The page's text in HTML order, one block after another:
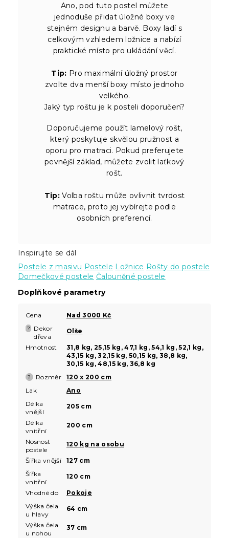
Ano, pod tuto postel můžete
jednoduše přidat úložné boxy ve
stejném designu a barvě. Boxy ladí s
celkovým vzhledem ložnice a nabízí
praktické místo pro ukládání věcí.
Tip: Pro maximální úložný prostor
zvolte dva menší boxy místo jednoho
velkého.
Jaký typ roštu je k posteli doporučen?
Doporučujeme použít lamelový rošt,
který poskytuje skvělou pružnost a
oporu pro matraci. Pokud preferujete
pevnější základ, můžete zvolit laťkový
rošt.
Tip: Volba roštu může ovlivnit tvrdost
matrace, proto jej vybírejte podle
osobních preferencí.
Inspirujte se dál
Postele z masivu Postele Ložnice Rošty do postele
Domečkové postele Čalouněné postele
Doplňkové parametry
Cena Nad 3000 Kč
?
Dekor
dřeva
Olše
Hmotnost
31,8 kg, 25,15 kg, 47,1 kg, 54,1 kg, 52,1 kg,
43,15 kg, 32,15 kg, 50,15 kg, 38,8 kg,
30,15 kg, 48,15 kg, 36,8 kg
? Rozměr
120 x 200 cm
Lak
Ano
Délka
vnější
205 cm
Délka
vnitřní
200 cm
Nosnost
postele
120 kg na osobu
Šířka vnější
127 cm
Šířka
vnitřní
120 cm
Vhodné do
Pokoje
Výška čela
u hlavy
64 cm
Výška čela
u nohou
37 cm